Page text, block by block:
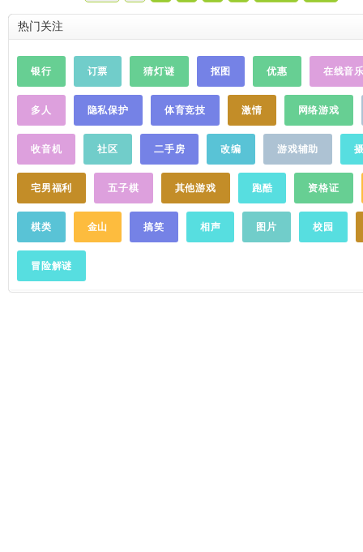
蛋是怎样练成的等，漫画类也有现在最主流
略合集。一切尽在阅豹，请继续关注我们的
用，最终解释权由阅豹所有。感谢您的阅读
与支持！……
热门关注
银行 订票 猜灯谜 抠图 优惠 在线音
多人 隐私保护 体育竞技 激情 网络游戏
收音机 社区 二手房 改编 游戏辅助
宅男福利 五子棋 其他游戏 跑酷 资格证
棋类 金山 搞笑 相声 图片 校园
冒险解谜